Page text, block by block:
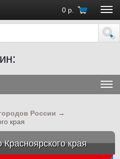
0 р.
до 18:00 (Москва)
России →
края
края